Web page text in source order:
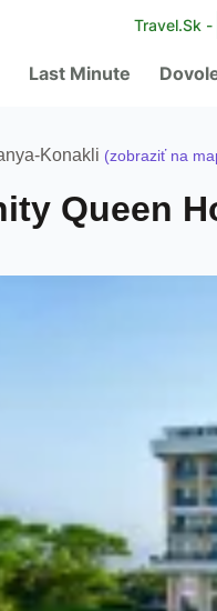
Last Minute
Travel.Sk -
-Konakli (zobraziť na
Queen